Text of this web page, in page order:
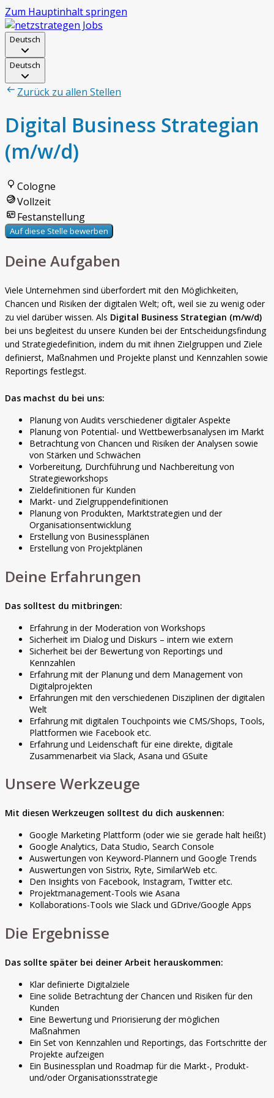
Zum Hauptinhalt springen
Deutsch
Deutsch
Zurück zu allen Stellen
Digital Business Strategian
(m/w/d)
Cologne
Vollzeit
Festanstellung
Auf diese Stelle bewerben
Deine Aufgaben
Viele Unternehmen sind überfordert mit den Möglichkeiten,
Chancen und Risiken der digitalen Welt; oft, weil sie zu wenig oder
zu viel darüber wissen. Als Digital Business Strategian (m/w/d)
bei uns begleitest du unsere Kunden bei der Entscheidungsfindung
und Strategiedefinition, indem du mit ihnen Zielgruppen und Ziele
definierst, Maßnahmen und Projekte planst und Kennzahlen sowie
Reportings festlegst.
Das machst du bei uns:
Planung von Audits verschiedener digitaler Aspekte
Planung von Potential- und Wettbewerbsanalysen im Markt
Betrachtung von Chancen und Risiken der Analysen sowie
von Stärken und Schwächen
Vorbereitung, Durchführung und Nachbereitung von
Strategieworkshops
Zieldefinitionen für Kunden
Markt- und Zielgruppendefinitionen
Planung von Produkten, Marktstrategien und der
Organisationsentwicklung
Erstellung von Businessplänen
Erstellung von Projektplänen
Deine Erfahrungen
Das solltest du mitbringen:
Erfahrung in der Moderation von Workshops
Sicherheit im Dialog und Diskurs – intern wie extern
Sicherheit bei der Bewertung von Reportings und
Kennzahlen
Erfahrung mit der Planung und dem Management von
Digitalprojekten
Erfahrungen mit den verschiedenen Disziplinen der digitalen
Welt
Erfahrung mit digitalen Touchpoints wie CMS/Shops, Tools,
Plattformen wie Facebook etc.
Erfahrung und Leidenschaft für eine direkte, digitale
Zusammenarbeit via Slack, Asana und GSuite
Unsere Werkzeuge
Mit diesen Werkzeugen solltest du dich auskennen:
Google Marketing Plattform (oder wie sie gerade halt heißt)
Google Analytics, Data Studio, Search Console
Auswertungen von Keyword-Plannern und Google Trends
Auswertungen von Sistrix, Ryte, SimilarWeb etc.
Den Insights von Facebook, Instagram, Twitter etc.
Projektmanagement-Tools wie Asana
Kollaborations-Tools wie Slack und GDrive/Google Apps
Die Ergebnisse
Das sollte später bei deiner Arbeit herauskommen:
Klar definierte Digitalziele
Eine solide Betrachtung der Chancen und Risiken für den
Kunden
Eine Bewertung und Priorisierung der möglichen
Maßnahmen
Ein Set von Kennzahlen und Reportings, das Fortschritte der
Projekte aufzeigen
Ein Businessplan und Roadmap für die Markt-, Produkt-
und/oder Organisationsstrategie